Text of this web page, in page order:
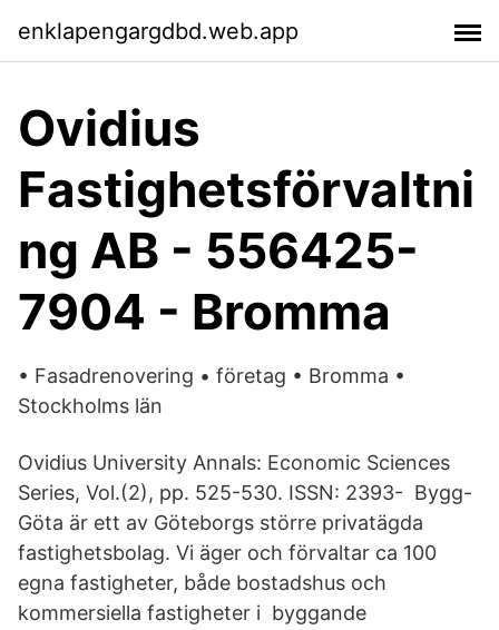
enklapengargdbd.web.app
Ovidius
Fastighetsförvaltni
ng AB - 556425-
7904 - Bromma
• Fasadrenovering • företag • Bromma •
Stockholms län
Ovidius University Annals: Economic Sciences
Series, Vol.(2), pp. 525-530. ISSN: 2393- Bygg-
Göta är ett av Göteborgs större privatägda
fastighetsbolag. Vi äger och förvaltar ca 100
egna fastigheter, både bostadshus och
kommersiella fastigheter i byggande